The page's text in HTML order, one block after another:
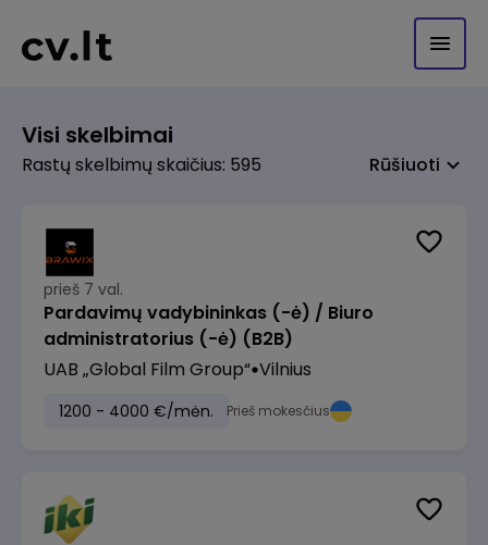
Visi skelbimai
Rastų skelbimų skaičius: 595 Rūšiuoti
prieš 7 val.
Pardavimų vadybininkas (-ė) / Biuro
administratorius (-ė) (B2B)
UAB „Global Film Group“ Vilnius
1200 - 4000 €/mėn. Prieš mokesčius